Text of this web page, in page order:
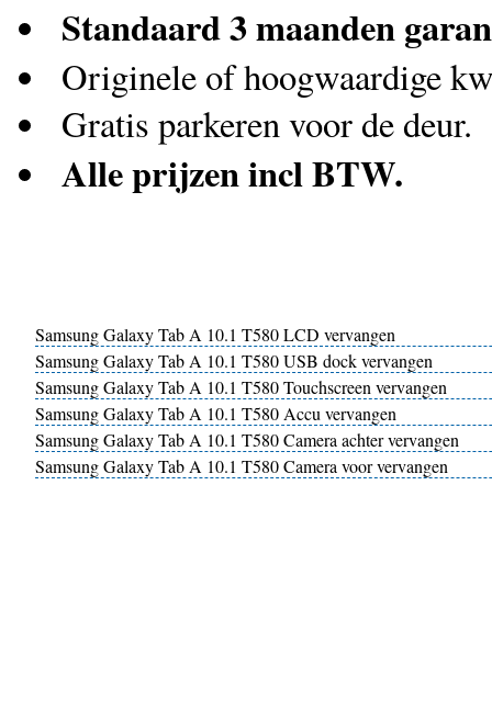
Standaard 3 maanden
Originele of hoogwaardige
Gratis parkeren voor de deur.
Alle prijzen incl BTW.
Samsung Galaxy Tab A 10.1 T580 LCD vervangen
Samsung Galaxy Tab A 10.1 T580 USB dock vervangen
Samsung Galaxy Tab A 10.1 T580 Touchscreen vervangen
Samsung Galaxy Tab A 10.1 T580 Accu vervangen
Samsung Galaxy Tab A 10.1 T580 Camera achter vervangen
Samsung Galaxy Tab A 10.1 T580 Camera voor vervangen